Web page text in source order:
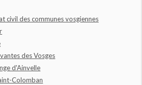
civil des communes vosgiennes
des Vosges
d'Ainvelle
Colomban